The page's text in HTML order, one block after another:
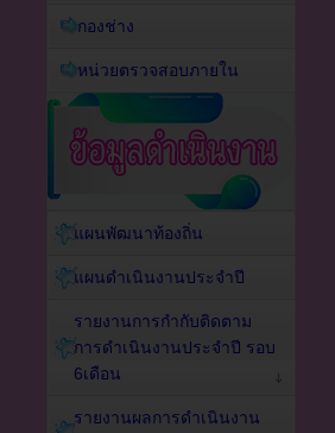
กองช่าง
หน่วยตรวจสอบภายใน
แผนพัฒนาท้องถิ่น
แผนดำเนินงานประจำปี
รายงานการกำกับติดตาม
การดำเนินงานประจำปี รอบ
6เดือน
รายงานผลการดำเนินงาน